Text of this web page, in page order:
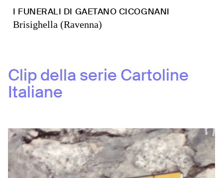
I FUNERALI DI GAETANO CICOGNANI
Brisighella (Ravenna)
Clip della serie Cartoline
Italiane